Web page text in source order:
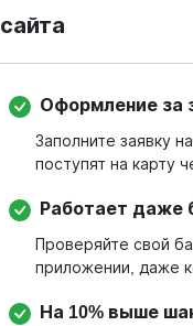
сайта
Оформление за
Заполните заявку
поступят на карту
Работает даже
Проверяйте свой
приложении, даже
На 10% выше